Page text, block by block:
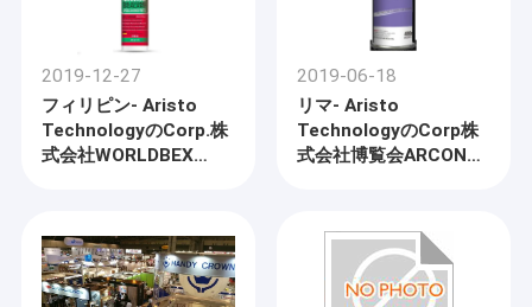
2019-12-27
フィリピン- Aristo
TechnologyのCorp.株
式会社WORLDBEX
2019-06-18
リマ- Aristo
TechnologyのCorp株
式会社博覧会ARCON